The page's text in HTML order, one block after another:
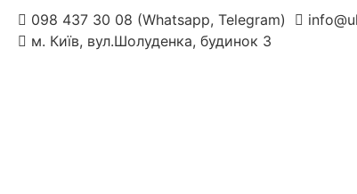
098 437 30 08 (Whatsapp, Telegram)
м. Київ, вул.Шолуденка, будинок 3